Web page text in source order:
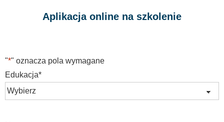
Aplikacja online na szkolenie
"*" oznacza pola wymagane
Edukacja*